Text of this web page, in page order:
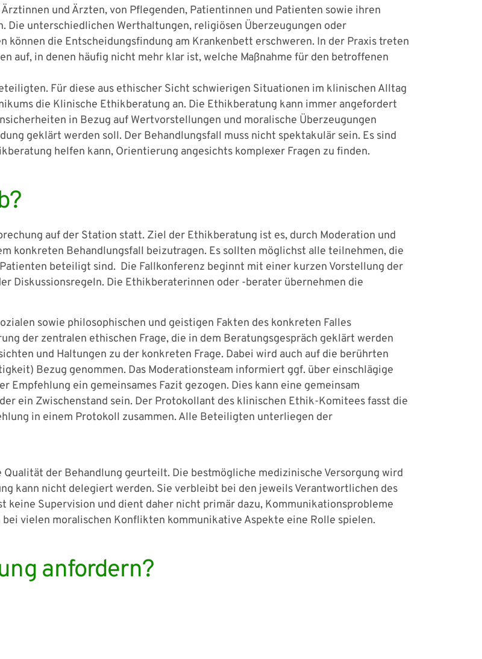
und Ärzten, von Pflegenden, Patientinnen und Patienten sowie ihren
Die unterschiedlichen Werthaltungen, religiösen Überzeugungen oder
die Entscheidungsfindung am Krankenbett erschweren. In der Praxis treten
auf, in denen häufig nicht mehr klar ist, welche Maß­nahme für den betroffenen
Für diese aus ethischer Sicht schwierigen Situationen im klinischen Alltag
die Klinische Ethikberatung an. Die Ethikberatung kann immer angefordert
in Bezug auf Wertvorstellungen und moralische Überzeugungen
geklärt werden soll. Der Behandlungsfall muss nicht spektakulär sein. Es sind
helfen kann, Orientierung angesichts komplexer Fragen zu finden.
auf der Station statt. Ziel der Ethikberatung ist es, durch Moderation und
konkreten Behandlungsfall beizutragen. Es sollten möglichst alle teilnehmen, die
beteiligt sind. Die Fallkonferenz beginnt mit einer kurzen Vorstellung der
Diskussionsregeln. Die Ethikberaterinnen oder -berater übernehmen die
sowie philosophischen und geistigen Fakten des konkreten Falles
der zentralen ethischen Frage, die in dem Beratungsgespräch geklärt werden
und Haltungen zu der konkreten Frage. Dabei wird auch auf die berührten
Bezug genommen. Das Moderationsteam informiert ggf. über einschlägige
Empfehlung ein gemeinsames Fazit gezogen. Dies kann eine gemeinsam
ein Zwischenstand sein. Der Protokollant des klinischen Ethik-Komitees fasst die
in einem Protokoll zusammen. Alle Beteiligten unterliegen der
der Behandlung geurteilt. Die bestmögliche medizinische Versorgung wird
kann nicht delegiert werden. Sie verbleibt bei den jeweils Verantwortlichen des
keine Supervision und dient daher nicht primär dazu, Kommunikationsprobleme
bei vielen moralischen Konflikten kommunikative Aspekte eine Rolle spielen.
anfordern?